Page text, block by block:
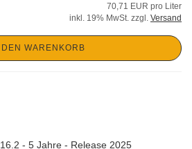
70,71 EUR pro Liter
inkl. 19% MwSt. zzgl. Versand
WARENKORB